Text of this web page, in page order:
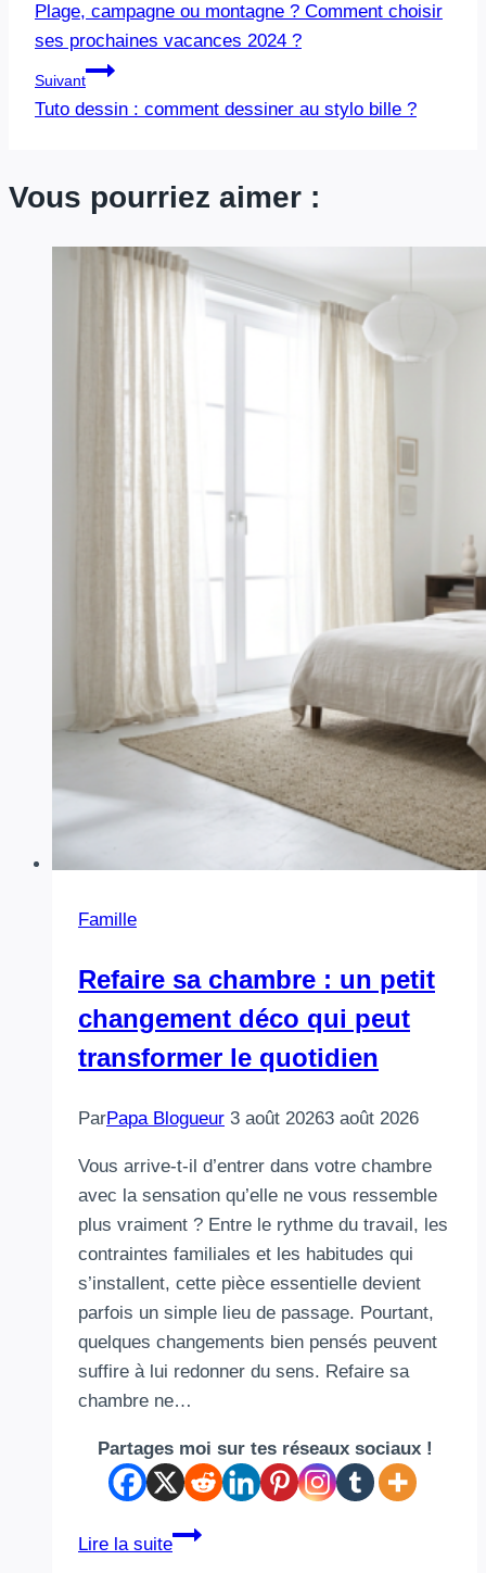
de
l’article
Plage, campagne ou montagne ? Comment choisir
ses prochaines vacances 2024 ?
Suivant
Tuto dessin : comment dessiner au stylo bille ?
Vous pourriez aimer :
Famille
Refaire sa chambre : un petit
changement déco qui peut
transformer le quotidien
ParPapa Blogueur 3 août 20263 août 2026
Vous arrive-t-il d’entrer dans votre chambre
avec la sensation qu’elle ne vous ressemble
plus vraiment ? Entre le rythme du travail, les
contraintes familiales et les habitudes qui
s’installent, cette pièce essentielle devient
parfois un simple lieu de passage. Pourtant,
quelques changements bien pensés peuvent
suffire à lui redonner du sens. Refaire sa
chambre ne…
Partages moi sur tes réseaux sociaux !
Lire la suite
Refaire